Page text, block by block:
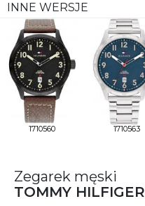
INNE WERSJE
1710560 1710563
Zegarek męski
TOMMY HILFIGER